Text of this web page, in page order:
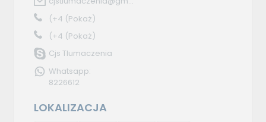
(+4 (Pokaż)
(+4 (Pokaż)
Cjs Tlumaczenia
Whatsapp:
8226612
LOKALIZACJA